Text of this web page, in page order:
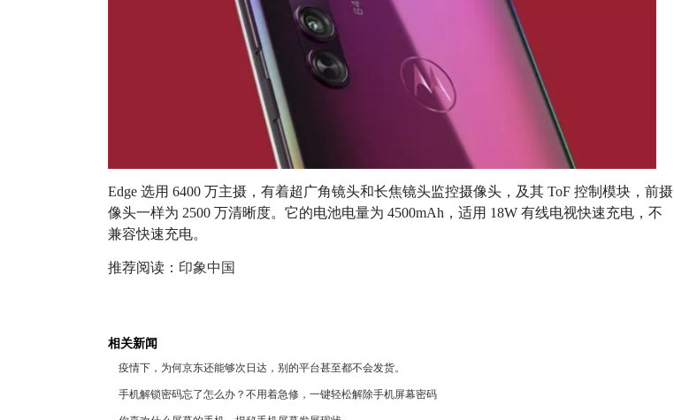
Edge 选用 6400 万主摄，有着超广角镜头和长焦镜头监控摄像头，及其 ToF 控制模块，前摄
像头一样为 2500 万清晰度。它的电池电量为 4500mAh，适用 18W 有线电视快速充电，不
兼容快速充电。
推荐阅读： 印象中国
相关新闻
疫情下，为何京东还能够次日达，别的平台甚至都不会发货。
手机解锁密码忘了怎么办？不用着急修，一键轻松解除手机屏幕密码